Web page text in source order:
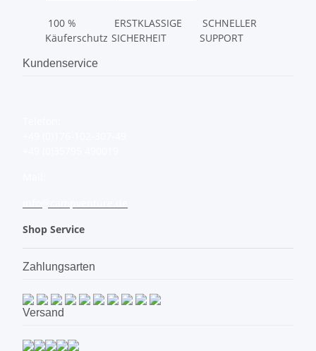
100 %
Käuferschutz
ERSTKLASSIGE
SICHERHEIT
SCHNELLER
SUPPORT
Kundenservice
Shop Service
Zahlungsarten
Versand